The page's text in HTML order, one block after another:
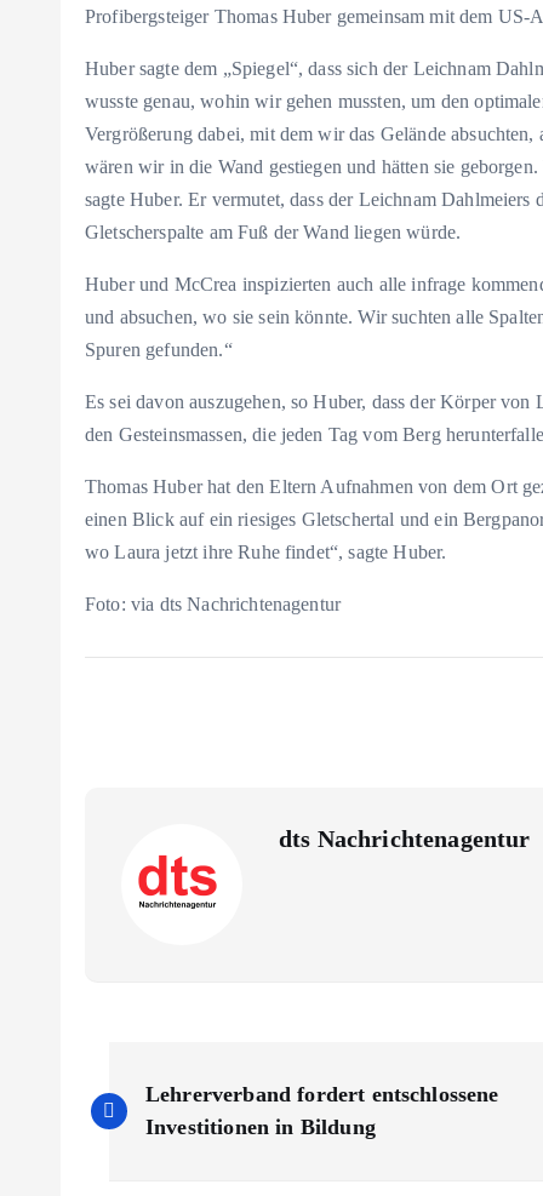
Profibergsteiger Thomas Huber gemeinsam mit dem
Huber sagte dem „Spiegel“, dass sich der Leichnam
wusste genau, wohin wir gehen mussten, um den
Vergrößerung dabei, mit dem wir das Gelände
wären wir in die Wand gestiegen und hätten sie
sagte Huber. Er vermutet, dass der Leichnam
Gletscherspalte am Fuß der Wand liegen würde.
Huber und McCrea inspizierten auch alle infrage
und absuchen, wo sie sein könnte. Wir suchten alle
Spuren gefunden.“
Es sei davon auszugehen, so Huber, dass der Körper
den Gesteinsmassen, die jeden Tag vom Berg
Thomas Huber hat den Eltern Aufnahmen von dem Ort
einen Blick auf ein riesiges Gletschertal und ein
wo Laura jetzt ihre Ruhe findet“, sagte Huber.
Foto: via dts Nachrichtenagentur
dts Nachrichtenagentur
e
Lehrerverband fordert entschlossene
Investitionen in Bildung